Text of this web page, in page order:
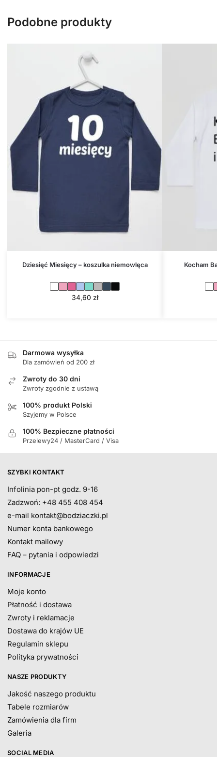
Podobne produkty
Dziesięć Miesięcy – koszulka niemowlęca
34,60 zł
Kocham
Darmowa wysyłka
Dla zamówień od 200 zł
Zwroty do 30 dni
Zwroty zgodnie z ustawą
100% produkt Polski
Szyjemy w Polsce
100% Bezpieczne płatności
Przelewy24 / MasterCard / Visa
SZYBKI KONTAKT
Infolinia pon-pt godz. 9-16
Zadzwoń: +48 455 408 454
e-mail kontakt@bodziaczki.pl
Numer konta bankowego
Kontakt mailowy
FAQ – pytania i odpowiedzi
INFORMACJE
Moje konto
Płatność i dostawa
Zwroty i reklamacje
Dostawa do krajów UE
Regulamin sklepu
Polityka prywatności
NASZE PRODUKTY
Jakość naszego produktu
Tabele rozmiarów
Zamówienia dla firm
Galeria
SOCIAL MEDIA